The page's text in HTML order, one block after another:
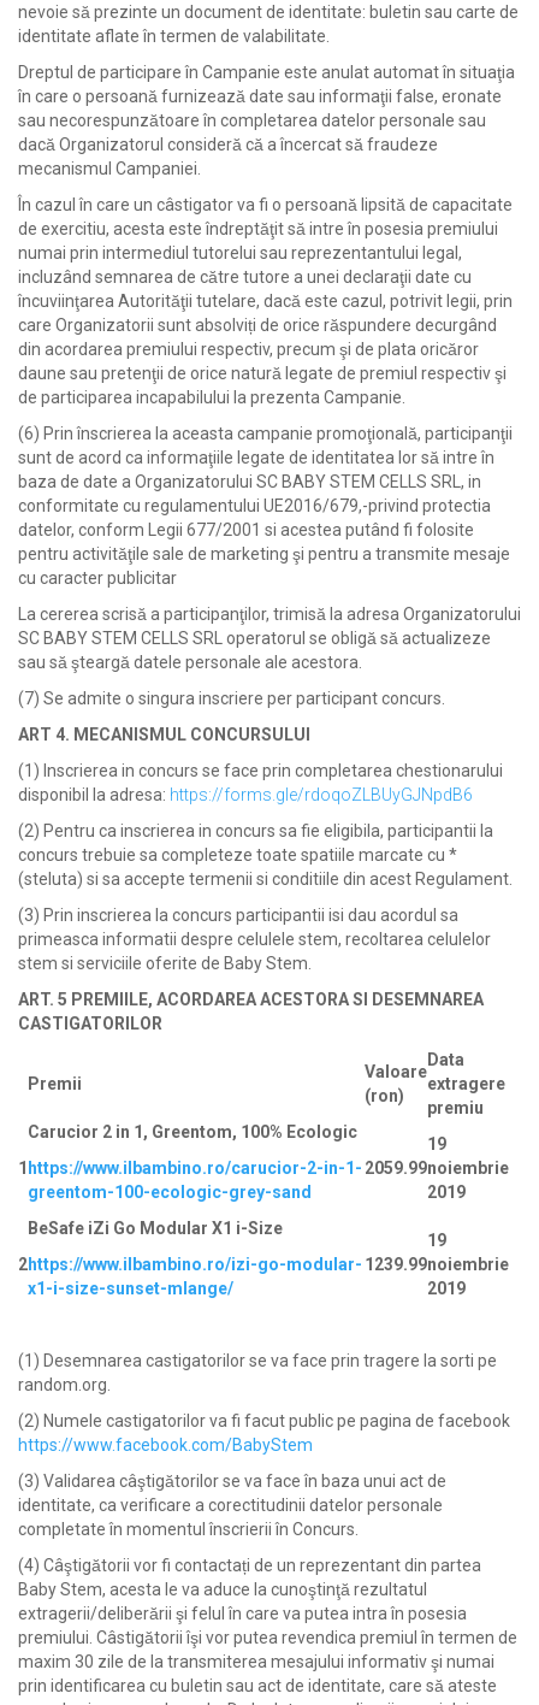
nevoie să prezinte un document de identitate: buletin sau carte de
identitate aflate în termen de valabilitate.
Dreptul de participare în Campanie este anulat automat în situaţia
în care o persoană furnizează date sau informaţii false, eronate
sau necorespunzătoare în completarea datelor personale sau
dacă Organizatorul consideră că a încercat să fraudeze
mecanismul Campaniei.
În cazul în care un câstigator va fi o persoană lipsită de capacitate
de exercitiu, acesta este îndreptăţit să intre în posesia premiului
numai prin intermediul tutorelui sau reprezentantului legal,
incluzând semnarea de către tutore a unei declaraţii date cu
încuviinţarea Autorităţii tutelare, dacă este cazul, potrivit legii, prin
care Organizatorii sunt absolviți de orice răspundere decurgând
din acordarea premiului respectiv, precum şi de plata oricăror
daune sau pretenţii de orice natură legate de premiul respectiv şi
de participarea incapabilului la prezenta Campanie.
(6) Prin înscrierea la aceasta campanie promoţională, participanţii
sunt de acord ca informaţiile legate de identitatea lor să intre în
baza de date a Organizatorului SC BABY STEM CELLS SRL, in
conformitate cu regulamentului UE2016/679,-privind protectia
datelor, conform Legii 677/2001 si acestea putând fi folosite
pentru activităţile sale de marketing şi pentru a transmite mesaje
cu caracter publicitar
La cererea scrisă a participanţilor, trimisă la adresa Organizatorului
SC BABY STEM CELLS SRL operatorul se obligă să actualizeze
sau să şteargă datele personale ale acestora.
(7) Se admite o singura inscriere per participant concurs.
ART 4. MECANISMUL CONCURSULUI
(1) Inscrierea in concurs se face prin completarea chestionarului
disponibil la adresa: https://forms.gle/rdoqoZLBUyGJNpdB6
(2) Pentru ca inscrierea in concurs sa fie eligibila, participantii la
concurs trebuie sa completeze toate spatiile marcate cu *
(steluta) si sa accepte termenii si conditiile din acest Regulament.
(3) Prin inscrierea la concurs participantii isi dau acordul sa
primeasca informatii despre celulele stem, recoltarea celulelor
stem si serviciile oferite de Baby Stem.
ART. 5 PREMIILE, ACORDAREA ACESTORA SI DESEMNAREA
CASTIGATORILOR
Premii
Valoare
(ron)
Data
extragere
premiu
1
Carucior 2 in 1, Greentom, 100% Ecologic
https://www.ilbambino.ro/carucior-2-in-1-
greentom-100-ecologic-grey-sand
2059.99
19
noiembrie
2019
2
BeSafe iZi Go Modular X1 i-Size
https://www.ilbambino.ro/izi-go-modular-
x1-i-size-sunset-mlange/
1239.99
19
noiembrie
2019
(1) Desemnarea castigatorilor se va face prin tragere la sorti pe
random.org.
(2) Numele castigatorilor va fi facut public pe pagina de facebook ​
https://www.facebook.com/BabyStem
(3) Validarea câştigătorilor se va face în baza unui act de
identitate, ca verificare a corectitudinii datelor personale
completate în momentul înscrierii în Concurs.
(4) Câştigătorii vor fi contactați de un reprezentant din partea
Baby Stem, acesta le va aduce la cunoştinţă rezultatul
extragerii/deliberării şi felul în care va putea intra în posesia
premiului. Câstigătorii îşi vor putea revendica premiul în termen de
maxim 30 zile de la transmiterea mesajului informativ şi numai
prin identificarea cu buletin sau act de identitate, care să ateste